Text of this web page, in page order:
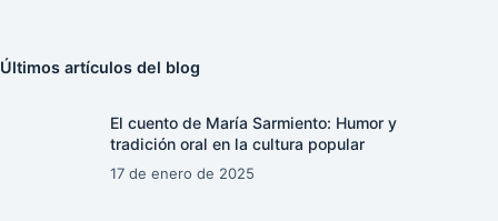
Últimos artículos del blog
El cuento de María Sarmiento: Humor y
tradición oral en la cultura popular
17 de enero de 2025